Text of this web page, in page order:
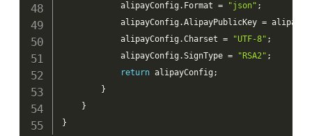
            alipayConfig
. Format = "json" ;
            alipayConfig
.AlipayPublicKey =
            alipayConfig
.Charset = "UTF-8" ;
            alipayConfig
.SignType = "RSA2" ;
return alipayConfig ;
}
}
}